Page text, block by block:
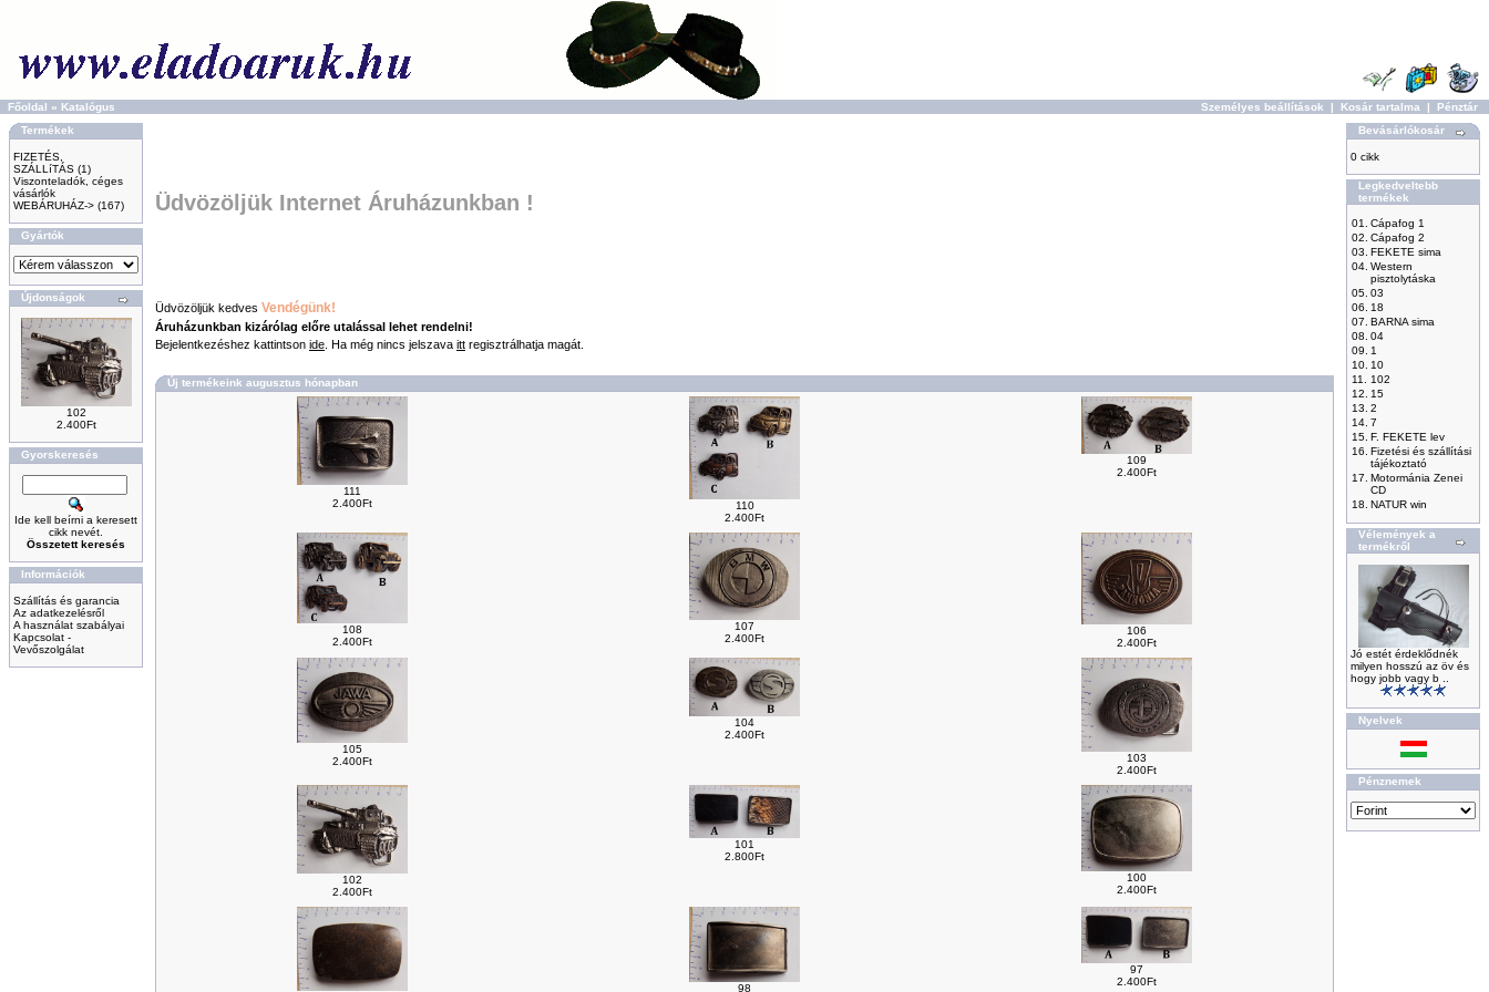
Főoldal » Katalógus Személyes beállítások | Kosár tartalma | Pénztár
Termékek
FIZETÉS,
SZÁLLíTÁS (1)
Viszonteladók, céges
vásárlók
WEBÁRUHÁZ-> (167)
Gyártók
Újdonságok
102
2.400Ft
Gyorskeresés
Ide kell beírni a keresett
cikk nevét.
Összetett keresés
Információk
Szállítás és garancia
Az adatkezelésről
A használat szabályai
Kapcsolat -
Vevőszolgálat
Üdvözöljük Internet Áruházunkban !
Üdvözöljük kedves Vendégünk!
Áruházunkban kizárólag előre utalással lehet rendelni!
Bejelentkezéshez kattintson ide . Ha még nincs jelszava itt regisztrálhatja magát.
Új termékeink augusztus hónapban
111
2.400Ft
110
2.400Ft
109
2.400Ft
108
2.400Ft
107
2.400Ft
106
2.400Ft
105
2.400Ft
104
2.400Ft
103
2.400Ft
102
2.400Ft
101
2.800Ft
100
2.400Ft
98
97
2.400Ft
Bevásárlókosár
0 cikk
Legkedveltebb
termékek
01.
Cápafog 1
02. Cápafog 2
03. FEKETE sima
04. Western
pisztolytáska
05. 03
06.
18
07. BARNA sima
08. 04
09.
1
10. 10
11.
102
12.
15
13. 2
14. 7
15. F. FEKETE lev
16. Fizetési és szállítási
tájékoztató
17. Motormánia Zenei
CD
18. NATUR win
Vélemények a
termékről
Jó estét érdeklődnék
milyen hosszú az öv és
hogy jobb vagy b ..
Nyelvek
Pénznemek